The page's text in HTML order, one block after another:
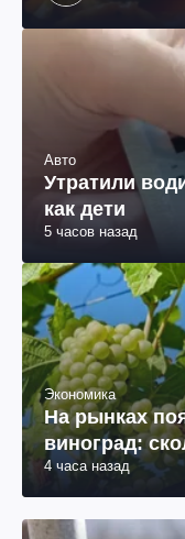
Авто
Утратили
как дети
5 часов назад
Экономика
На рынках
виноград:
4 часа назад